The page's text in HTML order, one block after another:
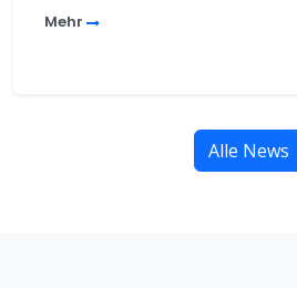
Mehr
Alle News